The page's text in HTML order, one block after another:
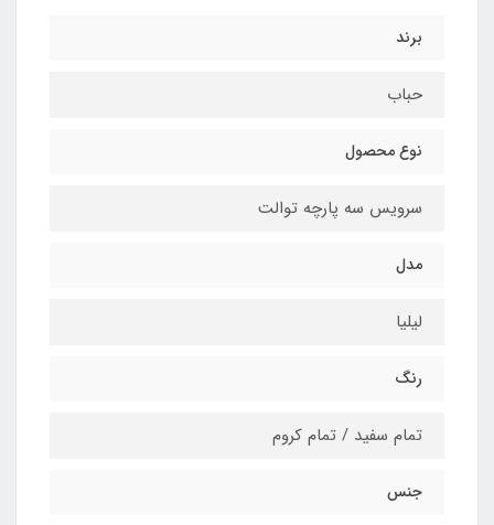
برند
حباب
نوع محصول
سرویس سه پارچه توالت
مدل
لیلیا
رنگ
تمام سفید / تمام کروم
جنس